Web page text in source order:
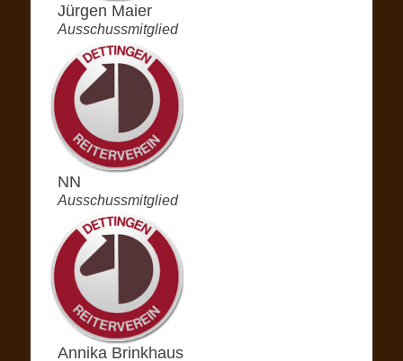
Jürgen Maier
Ausschussmitglied
NN
Ausschussmitglied
Annika Brinkhaus